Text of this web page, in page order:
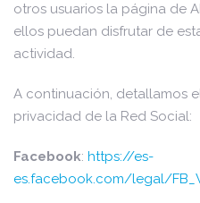
otros usuarios la página de
ellos puedan disfrutar de
actividad.
A continuación, detallamos
privacidad de la Red Social:
Facebook: https://es-
es.facebook.com/legal/